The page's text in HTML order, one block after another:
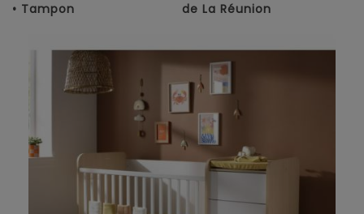
• Tampon
de La Réunion